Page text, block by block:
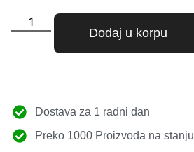
Dodaj u korpu
Dostava za 1 radni dan
Preko 1000 Proizvoda na stanju